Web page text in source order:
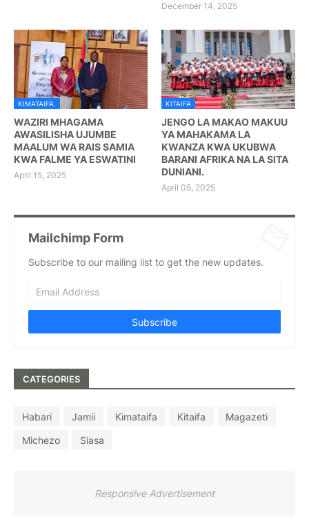
December 14, 2025
KIMATAIFA.
WAZIRI MHAGAMA
AWASILISHA UJUMBE
MAALUM WA RAIS SAMIA
KWA FALME YA ESWATINI
April 15, 2025
KITAIFA
JENGO LA MAKAO MAKUU
YA MAHAKAMA LA
KWANZA KWA UKUBWA
BARANI AFRIKA NA LA SITA
DUNIANI.
April 05, 2025
Mailchimp Form
Subscribe to our mailing list to get the new updates.
CATEGORIES
Habari Jamii Kimataifa Kitaifa
Magazeti
Michezo
Siasa
Responsive Advertisement